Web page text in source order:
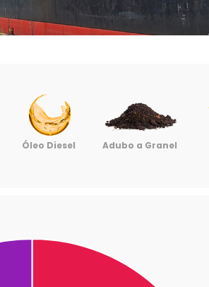
Óleo Diesel Adubo a Granel